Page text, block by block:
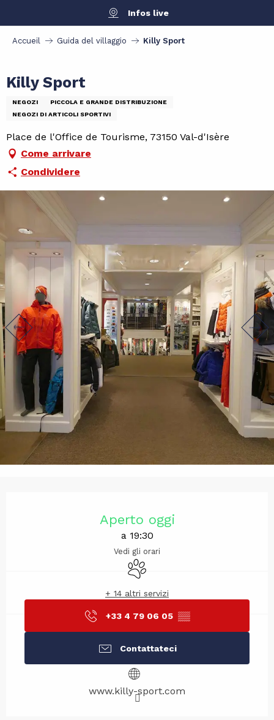
contenu
Infos live
Accueil Guida del villaggio Killy Sport
Killy Sport
NEGOZI
PICCOLA E GRANDE DISTRIBUZIONE
NEGOZI DI ARTICOLI SPORTIVI
Place de l'Office de Tourisme, 73150 Val-d'Isère
Come arrivare
Condividere
Aperto oggi
a 19:30
Vedi gli orari
Animali ammessi
+ 14 altri servizi
+33 4 79 06 05 ▒▒
Contattateci
www.killy-sport.com